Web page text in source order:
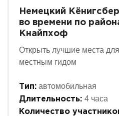
Немецкий
во времени по
Кнайпхоф
Открыть лучшие места
местным гидом
Тип: автомобильная
Длительность: 4 часа
Количество